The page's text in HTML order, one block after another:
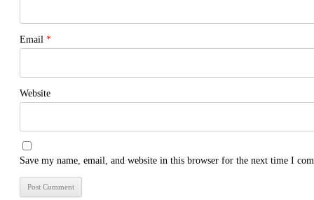
Email *
Website
Save my name, email, and website in this browser for the next time I